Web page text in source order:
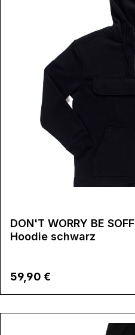
DON'T WORRY BE
Hoodie schwarz
Regulärer Preis:
59,90 €